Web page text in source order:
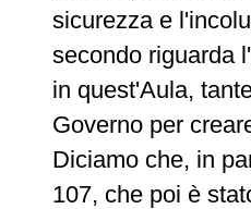
sicurezza e
secondo riguarda
in quest'Aula,
Governo per
Diciamo che, in
107, che poi è